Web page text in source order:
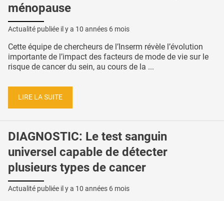
ménopause
Actualité publiée il y a 10 années 6 mois
Cette équipe de chercheurs de l’Inserm révèle l’évolution
importante de l’impact des facteurs de mode de vie sur le
risque de cancer du sein, au cours de la ...
LIRE LA SUITE
DIAGNOSTIC: Le test sanguin
universel capable de détecter
plusieurs types de cancer
Actualité publiée il y a 10 années 6 mois